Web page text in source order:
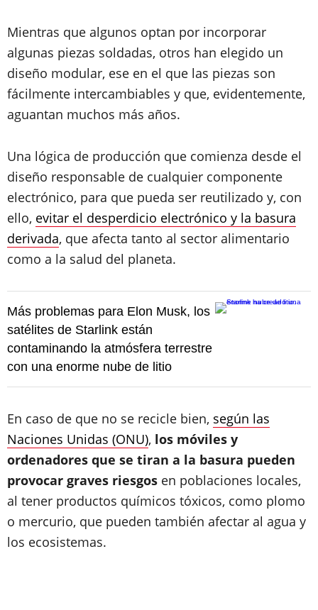
Mientras que algunos optan por incorporar
algunas piezas soldadas, otros han elegido un
diseño modular, ese en el que las piezas son
fácilmente intercambiables y que, evidentemente,
aguantan muchos más años.
Una lógica de producción que comienza desde el
diseño responsable de cualquier componente
electrónico, para que pueda ser reutilizado y, con
ello, evitar el desperdicio electrónico y la basura
derivada, que afecta tanto al sector alimentario
como a la salud del planeta.
Más problemas para Elon Musk, los
satélites de Starlink están
contaminando la atmósfera terrestre
con una enorme nube de litio
En caso de que no se recicle bien, según las
Naciones Unidas (ONU), los móviles y
ordenadores que se tiran a la basura pueden
provocar graves riesgos en poblaciones locales,
al tener productos químicos tóxicos, como plomo
o mercurio, que pueden también afectar al agua y
los ecosistemas.